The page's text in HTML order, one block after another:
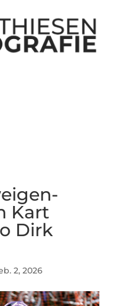
Kart
Dirk
2, 2026